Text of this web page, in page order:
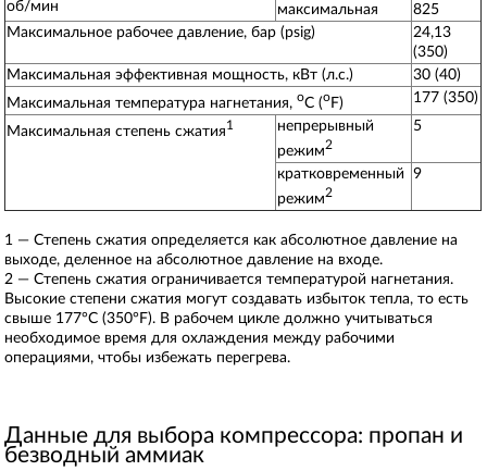
об/мин
максимальная
825
Максимальное рабочее давление, бар (psig)
24,13
(350)
Максимальная эффективная мощность, кВт (л.с.)
30 (40)
Максимальная температура нагнетания,оС (oF) 177 (350)
Максимальная степень сжатия1
непрерывный
режим2
5
кратковременный
режим2
9
1 — Степень сжатия определяется как абсолютное давление на
выходе, деленное на абсолютное давление на входе.
2 — Степень сжатия ограничивается температурой нагнетания.
Высокие степени сжатия могут создавать избыток тепла, то есть
свыше 177°C (350°F). В рабочем цикле должно учитываться
необходимое время для охлаждения между рабочими
операциями, чтобы избежать перегрева.
Данные для выбора компрессора: пропан и
безводный аммиак